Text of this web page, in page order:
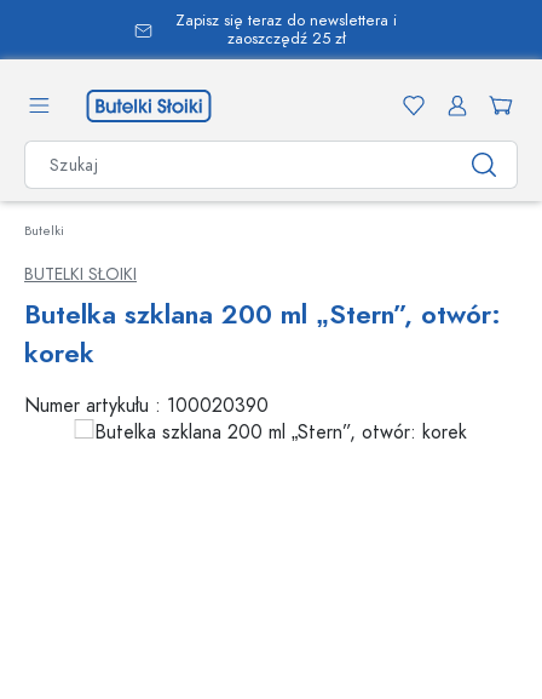
zawartości
Zapisz się teraz do newslettera i
zaoszczędź 25 zł
Butelki
BUTELKI SŁOIKI
Butelka szklana 200 ml „Stern”, otwór:
korek
Numer artykułu : 100020390